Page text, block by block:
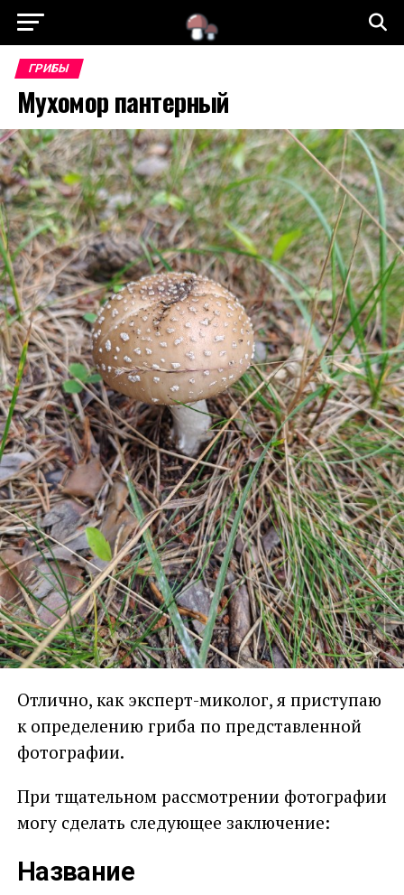
ГРИБЫ
Мухомор пантерный
Отлично, как эксперт-миколог, я приступаю
к определению гриба по представленной
фотографии.
При тщательном рассмотрении фотографии
могу сделать следующее заключение:
Название